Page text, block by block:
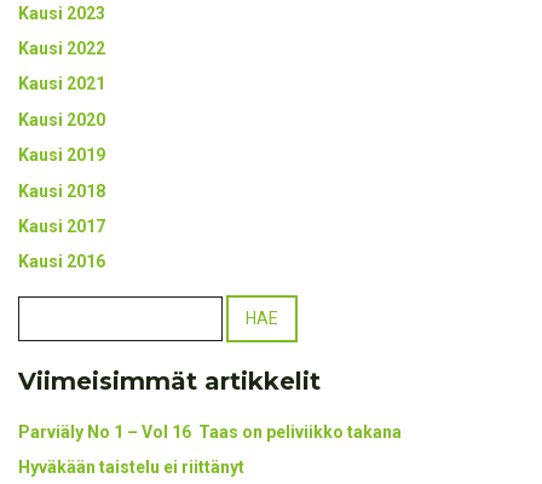
Kausi 2023
Kausi 2022
Kausi 2021
Kausi 2020
Kausi 2019
Kausi 2018
Kausi 2017
Kausi 2016
Viimeisimmät artikkelit
Parviäly No 1 – Vol 16 Taas on peliviikko takana
Hyväkään taistelu ei riittänyt